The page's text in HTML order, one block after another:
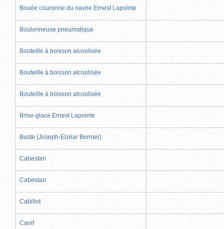
Bouée couronne du navire Ernest Lapointe
Boulonneuse pneumatique
Bouteille à boisson alcoolisée
Bouteille à boisson alcoolisée
Bouteille à boisson alcoolisée
Brise-glace Ernest Lapointe
Buste (Joseph-Elzéar Bernier)
Cabestan
Cabestan
Cabillot
Canif